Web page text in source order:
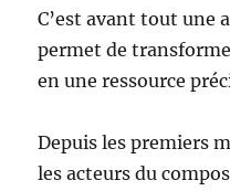
C’est avant tout une
permet de
en une ressource
Depuis les premiers
les acteurs du